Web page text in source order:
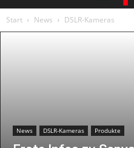
Start News DSLR-Kameras
News DSLR-Kameras Produkte